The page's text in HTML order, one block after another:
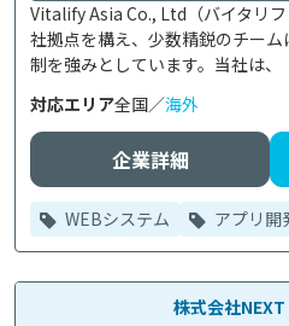
Vitalify Asia Co., Ltd（バイタリ
社拠点を構え、少数精鋭のチー
制を強みとしています。当社は、
対応エリア全国／海外
企業詳細
WEBシステム アプリ開
株式会社NEXT